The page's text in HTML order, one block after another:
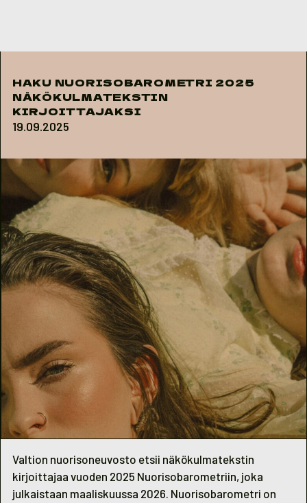
HAKU NUORISOBAROMETRI 2025
NÄKÖKULMATEKSTIN
KIRJOITTAJAKSI
19.09.2025
Valtion nuorisoneuvosto etsii näkökulmatekstin
kirjoittajaa vuoden 2025 Nuorisobarometriin, joka
julkaistaan maaliskuussa 2026. Nuorisobarometri on